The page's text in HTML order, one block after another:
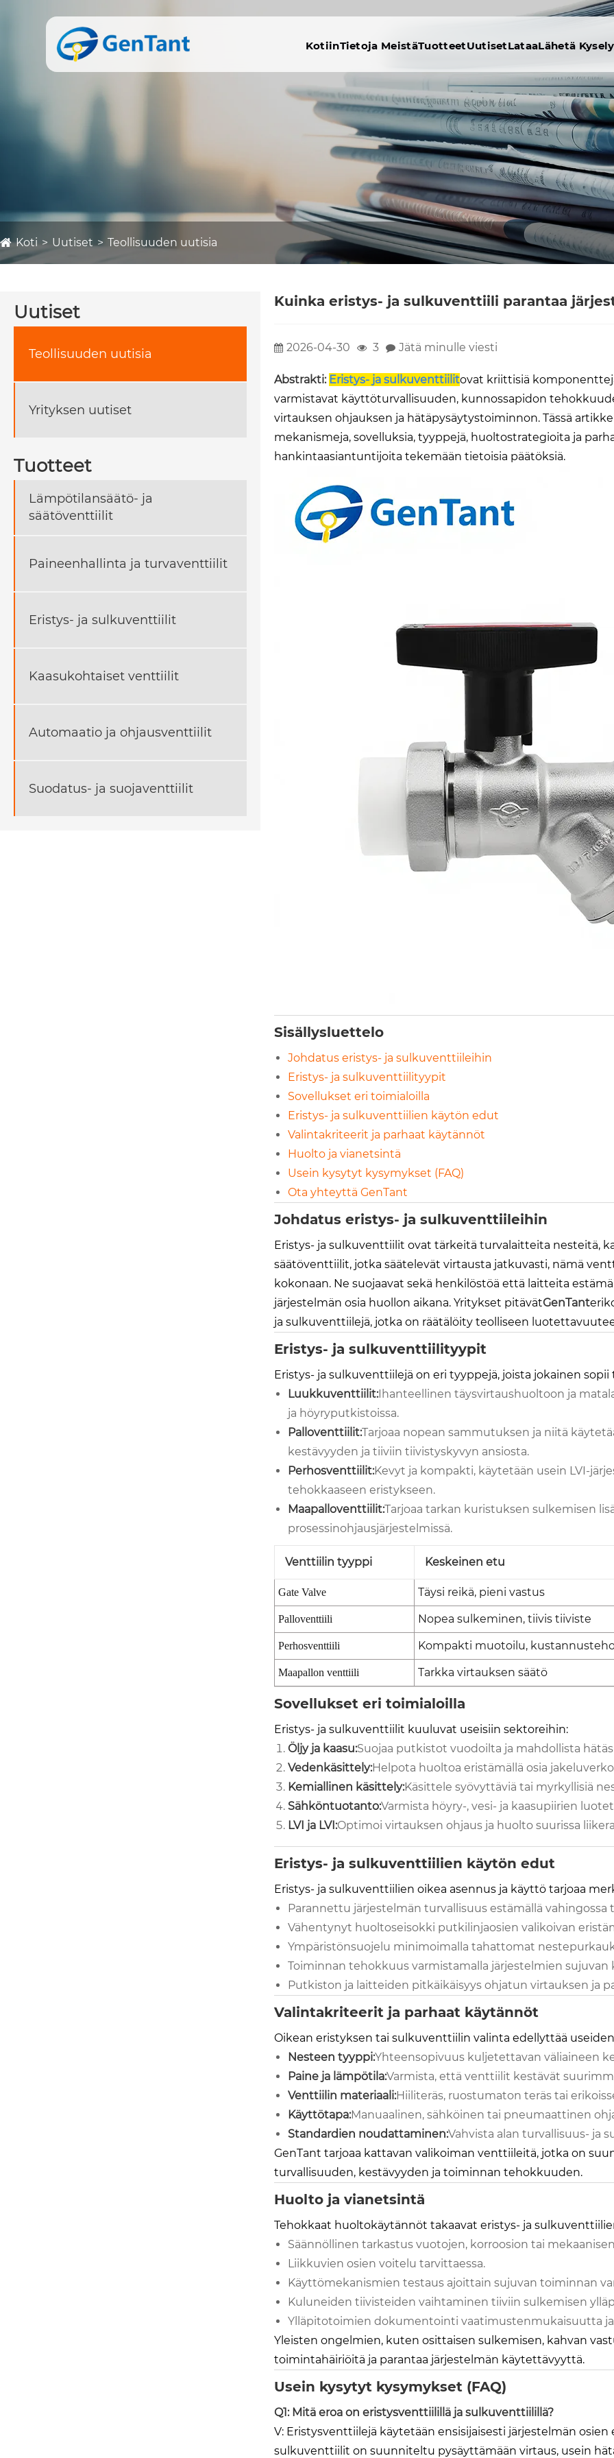
KotiinTietoja MeistäTuotteetUutisetLataaLähetä Kysely
Koti Uutiset Teollisuuden uutisia
Uutiset
Teollisuuden uutisia
Yrityksen uutiset
Tuotteet
Lämpötilansäätö- ja
säätöventtiilit
Paineenhallinta ja turvaventtiilit
Eristys- ja sulkuventtiilit
Kaasukohtaiset venttiilit
Automaatio ja ohjausventtiilit
Suodatus- ja suojaventtiilit
Kuinka eristys- ja sulkuventtiili parantaa
2026-04-30 3 Jätä minulle viesti
Abstrakti: Eristys- ja sulkuventtiilitovat kriittisiä
varmistavat käyttöturvallisuuden, kunnossapidon
virtauksen ohjauksen ja hätäpysäytystoiminnon. Tässä
mekanismeja, sovelluksia, tyyppejä, huoltostrategioita ja
hankintaasiantuntijoita tekemään tietoisia päätöksiä.
Sisällysluettelo
Johdatus eristys- ja sulkuventtiileihin
Eristys- ja sulkuventtiilityypit
Sovellukset eri toimialoilla
Eristys- ja sulkuventtiilien käytön edut
Valintakriteerit ja parhaat käytännöt
Huolto ja vianetsintä
Usein kysytyt kysymykset (FAQ)
Ota yhteyttä GenTant
Johdatus eristys- ja sulkuventtiileihin
Eristys- ja sulkuventtiilit ovat tärkeitä turvalaitteita nesteitä,
säätöventtiilit, jotka säätelevät virtausta jatkuvasti, nämä
kokonaan. Ne suojaavat sekä henkilöstöä että laitteita
järjestelmän osia huollon aikana. Yritykset pitävätGenTant
ja sulkuventtiilejä, jotka on räätälöity teolliseen
Eristys- ja sulkuventtiilityypit
Eristys- ja sulkuventtiilejä on eri tyyppejä, joista jokainen
Luukkuventtiilit:Ihanteellinen täysvirtaushuoltoon ja
ja höyryputkistoissa.
Palloventtiilit:Tarjoaa nopean sammutuksen ja niitä
kestävyyden ja tiiviin tiivistyskyvyn ansiosta.
Perhosventtiilit:Kevyt ja kompakti, käytetään usein LVI-
tehokkaaseen eristykseen.
Maapalloventtiilit:Tarjoaa tarkan kuristuksen sulkemisen
prosessinohjausjärjestelmissä.
Venttiilin tyyppi Keskeinen etu
Gate Valve Täysi reikä, pieni vastus
Palloventtiili Nopea sulkeminen, tiivis tiiviste
Perhosventtiili Kompakti muotoilu,
Maapallon venttiili Tarkka virtauksen säätö
Sovellukset eri toimialoilla
Eristys- ja sulkuventtiilit kuuluvat useisiin sektoreihin:
Öljy ja kaasu:Suojaa putkistot vuodoilta ja mahdollista
Vedenkäsittely:Helpota huoltoa eristämällä osia
Kemiallinen käsittely:Käsittele syövyttäviä tai myrkyllisiä
Sähköntuotanto:Varmista höyry-, vesi- ja kaasupiirien
LVI ja LVI:Optimoi virtauksen ohjaus ja huolto suurissa
Eristys- ja sulkuventtiilien käytön edut
Eristys- ja sulkuventtiilien oikea asennus ja käyttö tarjoaa
Parannettu järjestelmän turvallisuus estämällä
Vähentynyt huoltoseisokki putkilinjaosien valikoivan
Ympäristönsuojelu minimoimalla tahattomat
Toiminnan tehokkuus varmistamalla järjestelmien
Putkiston ja laitteiden pitkäikäisyys ohjatun virtauksen ja
Valintakriteerit ja parhaat käytännöt
Oikean eristyksen tai sulkuventtiilin valinta edellyttää
Nesteen tyyppi:Yhteensopivuus kuljetettavan väliaineen
Paine ja lämpötila:Varmista, että venttiilit kestävät
Venttiilin materiaali:Hiiliteräs, ruostumaton teräs tai
Käyttötapa:Manuaalinen, sähköinen tai pneumaattinen
Standardien noudattaminen:Vahvista alan turvallisuus- ja
GenTant tarjoaa kattavan valikoiman venttiileitä, jotka on
turvallisuuden, kestävyyden ja toiminnan tehokkuuden.
Huolto ja vianetsintä
Tehokkaat huoltokäytännöt takaavat eristys- ja
Säännöllinen tarkastus vuotojen, korroosion tai
Liikkuvien osien voitelu tarvittaessa.
Käyttömekanismien testaus ajoittain sujuvan toiminnan
Kuluneiden tiivisteiden vaihtaminen tiiviin sulkemisen
Ylläpitotoimien dokumentointi vaatimustenmukaisuutta
Yleisten ongelmien, kuten osittaisen sulkemisen, kahvan
toimintahäiriöitä ja parantaa järjestelmän käytettävyyttä.
Usein kysytyt kysymykset (FAQ)
Q1: Mitä eroa on eristysventtiilillä ja sulkuventtiilillä?
V: Eristysventtiilejä käytetään ensisijaisesti järjestelmän
sulkuventtiilit on suunniteltu pysäyttämään virtaus, usein